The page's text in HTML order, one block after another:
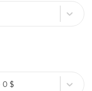
0 $